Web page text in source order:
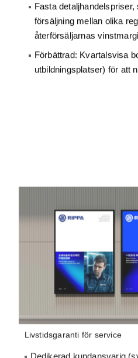
utbildningsplatser) för att
Livstidsgaranti för service
Dedikerad kundansvarig
+ service på plats inom 48
Förbättrad: AR-drivna 3D-
för att effektivisera